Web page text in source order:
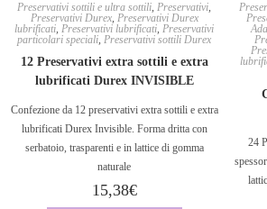
Preservativi sottili e ultra sottili,Preservativi,
Preservativi Durex, Preservativi Durex
lubrificati,Preservativi lubrificati,Preservativi
particolari speciali,Preservativi sottili Durex
12 Preservativi extra sottili e extra
lubrificati Durex INVISIBLE
Confezione da 12 preservativi extra sottili e extra
lubrificati Durex Invisible. Forma dritta con
serbatoio, trasparenti e in lattice di gomma
naturale
15,38€
24